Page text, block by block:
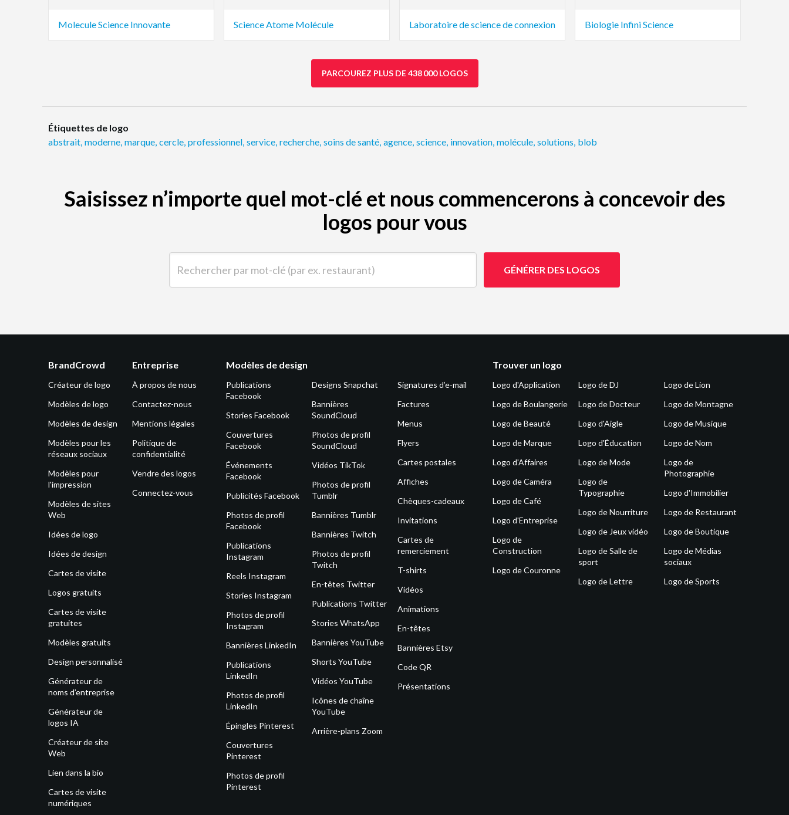
Molecule Science Innovante Science Atome Molécule Laboratoire de science de connexion Biologie Infini Science
PARCOUREZ PLUS DE 438 000 LOGOS
Étiquettes de logo
abstrait, moderne, marque, cercle, professionnel, service, recherche, soins de santé, agence, science, innovation, molécule, solutions, blob
Saisissez n’importe quel mot-clé et nous commencerons à concevoir des
logos pour vous
GÉNÉRER DES LOGOS
BrandCrowd
Créateur de logo
Modèles de logo
Modèles de design
Modèles pour les
réseaux sociaux
Modèles pour
l'impression
Modèles de sites
Web
Idées de logo
Idées de design
Cartes de visite
Logos gratuits
Cartes de visite
gratuites
Modèles gratuits
Design personnalisé
Générateur de
noms d’entreprise
Générateur de
logos IA
Créateur de site
Web
Lien dans la bio
Cartes de visite
numériques
Entreprise
À propos de nous
Contactez-nous
Mentions légales
Politique de
confidentialité
Vendre des logos
Connectez-vous
Modèles de design
Publications
Facebook
Stories Facebook
Couvertures
Facebook
Événements
Facebook
Publicités Facebook
Photos de profil
Facebook
Publications
Instagram
Reels Instagram
Stories Instagram
Photos de profil
Instagram
Bannières LinkedIn
Publications
LinkedIn
Photos de profil
LinkedIn
Épingles Pinterest
Couvertures
Pinterest
Photos de profil
Pinterest
Designs Snapchat
Bannières
SoundCloud
Photos de profil
SoundCloud
Vidéos TikTok
Photos de profil
Tumblr
Bannières Tumblr
Bannières Twitch
Photos de profil
Twitch
En-têtes Twitter
Publications Twitter
Stories WhatsApp
Bannières YouTube
Shorts YouTube
Vidéos YouTube
Icônes de chaîne
YouTube
Arrière-plans Zoom
Signatures d’e-mail
Factures
Menus
Flyers
Cartes postales
Affiches
Chèques-cadeaux
Invitations
Cartes de
remerciement
T-shirts
Vidéos
Animations
En-têtes
Bannières Etsy
Code QR
Présentations
Trouver un logo
Logo d'Application
Logo de Boulangerie
Logo de Beauté
Logo de Marque
Logo d'Affaires
Logo de Caméra
Logo de Café
Logo d'Entreprise
Logo de
Construction
Logo de Couronne
Logo de DJ
Logo de Docteur
Logo d'Aigle
Logo d'Éducation
Logo de Mode
Logo de
Typographie
Logo de Nourriture
Logo de Jeux vidéo
Logo de Salle de
sport
Logo de Lettre
Logo de Lion
Logo de Montagne
Logo de Musique
Logo de Nom
Logo de
Photographie
Logo d'Immobilier
Logo de Restaurant
Logo de Boutique
Logo de Médias
sociaux
Logo de Sports